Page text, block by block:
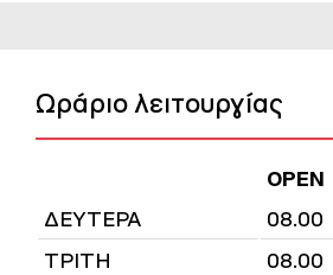
Ωράριο λειτουργίας
OPEN
ΔΕΥΤΕΡΑ
08.00
ΤΡΙΤΗ
08.00